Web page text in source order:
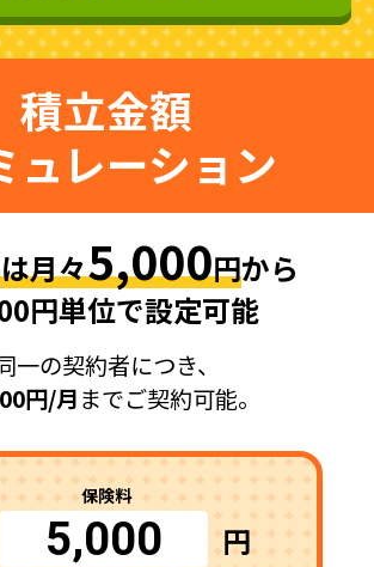
積立金額
ュレーション
月々5,000円から
円単位で設定可能
一の契約者につき、
円/月までご契約可能。
保険料
5,000 円